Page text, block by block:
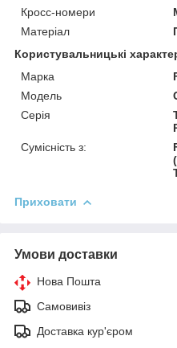
Кросс-номери
Матеріал
Користувальницькі
Марка
Модель
Серія
Сумісність з:
Приховати
Умови доставки
Нова Пошта
Самовивіз
Доставка кур'єром